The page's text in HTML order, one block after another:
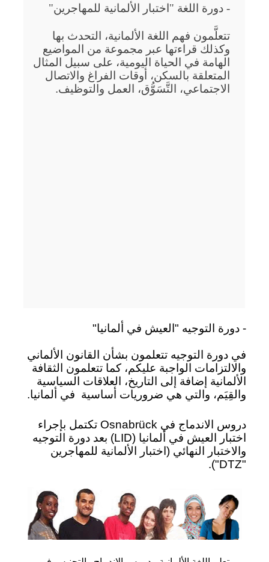
- دورة اللغة "اختبار الألمانية للمهاجرين"
تتعلَّمون فهم اللغة الألمانية، التحدث بها
وكذلك قراءتها عبر مجموعة من المواضيع
الهامة في الحياة اليومية، على سبيل المثال
المتعلقة بالسكن، أوقات الفراغ والاتصال
الاجتماعي، التَّسَوُّق، العمل والتوظيف.
- دورة التوجيه "العيش في ألمانيا"
في دورة التوجيه تتعلمون بشأن القانون الألماني
والالتزامات الواجبة عليكم، كما تتعلمون الثقافة
الألمانية إضافة إلى التاريخ، العلاقات السياسية
والقِيَم، والتي هي ضروريات أساسية في ألمانيا.
دروس الاندماج في Osnabrück تكتمل بإجراء
اختبار العيش في ألمانيا (LID) بعد دورة التوجيه
والاختبار النهائي (اختبار الألمانية للمهاجرين
"DTZ").